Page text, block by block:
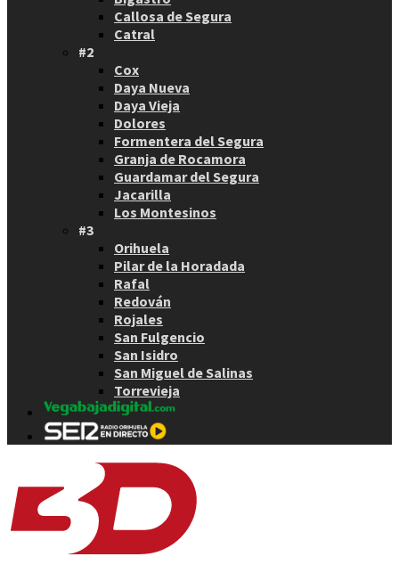
Callosa de Segura
Catral
#2
Cox
Daya Nueva
Daya Vieja
Dolores
Formentera del Segura
Granja de Rocamora
Guardamar del Segura
Jacarilla
Los Montesinos
#3
Orihuela
Pilar de la Horadada
Rafal
Redován
Rojales
San Fulgencio
San Isidro
San Miguel de Salinas
Torrevieja